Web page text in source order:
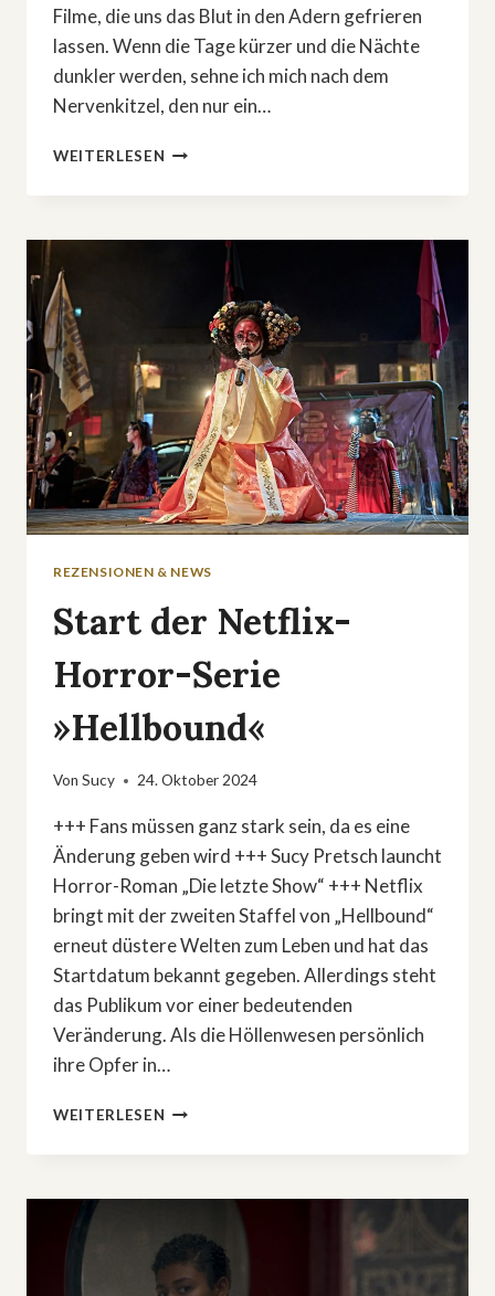
Filme, die uns das Blut in den Adern gefrieren
lassen. Wenn die Tage kürzer und die Nächte
dunkler werden, sehne ich mich nach dem
Nervenkitzel, den nur ein…
WEITERLESEN DAS
DIE
HORRORFILME
HERBST
REZENSIONEN & NEWS
Start der Netflix-
Horror-Serie
»Hellbound«
Von Sucy 24. Oktober 2024
+++ Fans müssen ganz stark sein, da es eine
Änderung geben wird +++ Sucy Pretsch launcht
Horror-Roman „Die letzte Show“ +++ Netflix
bringt mit der zweiten Staffel von „Hellbound“
erneut düstere Welten zum Leben und hat das
Startdatum bekannt gegeben. Allerdings steht
das Publikum vor einer bedeutenden
Veränderung. Als die Höllenwesen persönlich
ihre Opfer in…
WEITERLESEN START
NETFLIX-
SERIE
»HELLBOUND«